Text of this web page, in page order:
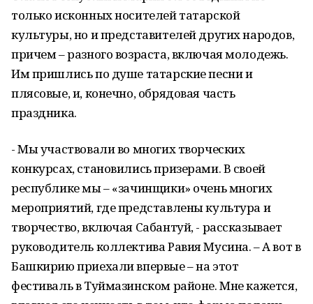
только исконных носителей татарской
культуры, но и представителей других народов,
причем – разного возраста, включая молодежь.
Им пришлись по душе татарские песни и
плясовые, и, конечно, обрядовая часть
праздника.
- Мы участвовали во многих творческих
конкурсах, становились призерами. В своей
республике мы – «зачинщики» очень многих
мероприятий, где представлены культура и
творчество, включая Сабантуй, - рассказывает
руководитель коллектива Равия Мусина. – А вот в
Башкирию приехали впервые – на этот
фестиваль в Туймазинском районе. Мне кажется,